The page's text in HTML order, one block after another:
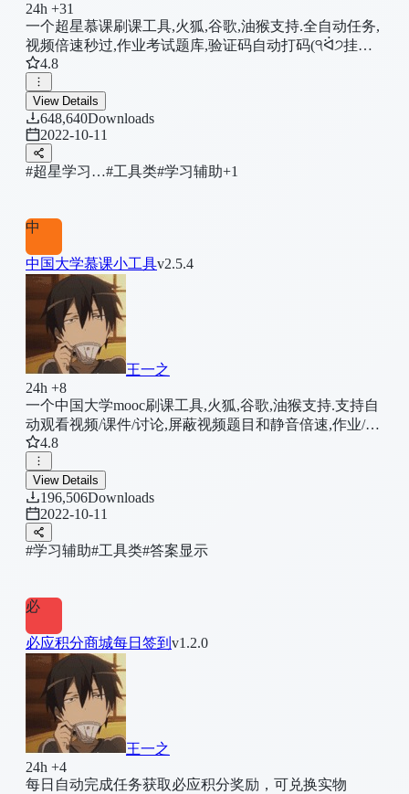
24h +31
一个超星慕课刷课工具,火狐,谷歌,油猴支持.全自动任务,
视频倍速秒过,作业考试题库,验证码自动打码(੧ᐛ੭挂科
模式,启动)
4.8
View Details
648,640Downloads
2022-10-11
#超星学习…#工具类#学习辅助+1
中
中国大学慕课小工具v2.5.4
王一之
24h +8
一个中国大学mooc刷课工具,火狐,谷歌,油猴支持.支持自
动观看视频/课件/讨论,屏蔽视频题目和静音倍速,作业/测
试题库,考试题库,SCOP课程(੧ᐛ੭挂科模式,启动)
4.8
View Details
196,506Downloads
2022-10-11
#学习辅助#工具类#答案显示
必
必应积分商城每日签到 v1.2.0
王一之
24h +4
每日自动完成任务获取必应积分奖励，可兑换实物